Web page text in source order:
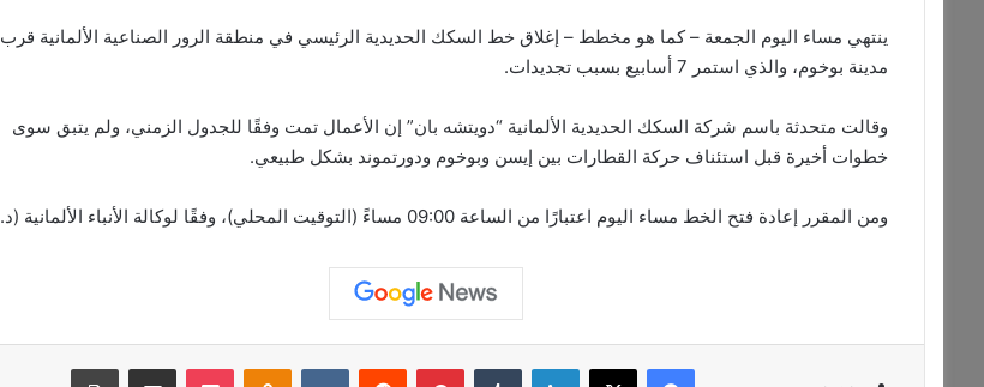
ينتهي مساء اليوم الجمعة – كما هو مخطط – إغلاق خط السكك الحديدية الرئيسي في منطقة الرور الصناعية الألمانية قرب
مدينة بوخوم، والذي استمر 7 أسابيع بسبب تجديدات.
وقالت متحدثة باسم شركة السكك الحديدية الألمانية “دويتشه بان” إن الأعمال تمت وفقًا للجدول الزمني، ولم يتبق سوى
خطوات أخيرة قبل استئناف حركة القطارات بين إيسن وبوخوم ودورتموند بشكل طبيعي.
ومن المقرر إعادة فتح الخط مساء اليوم اعتبارًا من الساعة 09:00 مساءً (التوقيت المحلي)، وفقًا لوكالة الأنباء الألمانية (د.ب.أ).
فيسبوك ‫X لينكدإن ‏Tumblr بينتيريست ‏Reddit
‏VKontakte
Odnoklassniki
‫Pocket مشاركة عبر البريد طباعة